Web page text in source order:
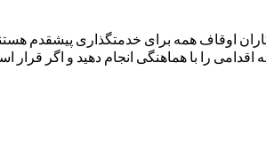
را با هماهنگی انجام دهید و اگر قرار